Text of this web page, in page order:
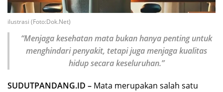
ilustrasi (Foto:Dok.Net)
“Menjaga kesehatan mata bukan hanya penting untuk
menghindari penyakit, tetapi juga menjaga kualitas
hidup secara keseluruhan.”
SUDUTPANDANG.ID – Mata merupakan salah satu